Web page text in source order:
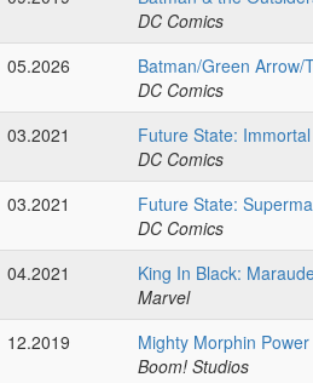
DC Comics
05.2026
Batman/Green
DC Comics
03.2021
Future State:
DC Comics
03.2021
Future State:
DC Comics
04.2021
King In Black:
Marvel
12.2019
Mighty Morphin
Boom! Studios